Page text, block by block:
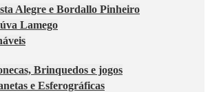
Alegre e Bordallo Pinheiro
Lamego
Brinquedos e jogos
e Esferográficas